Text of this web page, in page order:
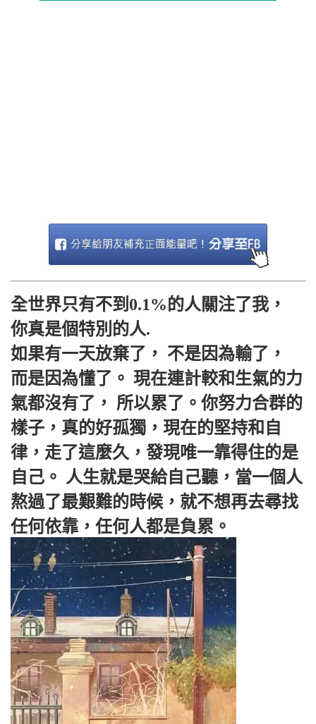
全世界只有不到0.1%的人關注了我，
你真是個特別的人.
如果有一天放棄了， 不是因為輸了，
而是因為懂了。 現在連計較和生氣的力
氣都沒有了， 所以累了。你努力合群的
樣子，真的好孤獨，現在的堅持和自
律，走了這麼久，發現唯一靠得住的是
自己。 人生就是哭給自己聽，當一個人
熬過了最艱難的時候，就不想再去尋找
任何依靠，任何人都是負累。